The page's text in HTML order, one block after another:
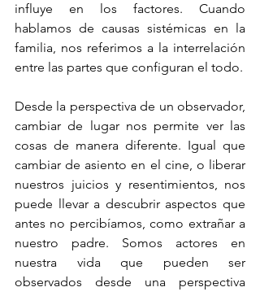
influye en los factores. Cuando
hablamos de causas sistémicas en la
familia, nos referimos a la interrelación
entre las partes que configuran el todo.
Desde la perspectiva de un observador,
cambiar de lugar nos permite ver las
cosas de manera diferente. Igual que
cambiar de asiento en el cine, o liberar
nuestros juicios y resentimientos, nos
puede llevar a descubrir aspectos que
antes no percibíamos, como extrañar a
nuestro padre. Somos actores en
nuestra vida que pueden ser
observados desde una perspectiva